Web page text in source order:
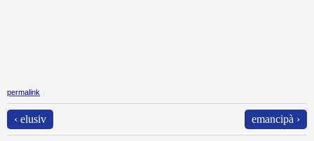
permalink
‹ elusiv emancipà ›